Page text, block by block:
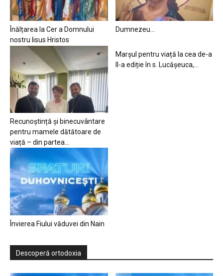
Înălțarea la Cer a Domnului
nostru Iisus Hristos
Dumnezeu…
Recunoștință și binecuvântare
pentru mamele dătătoare de
viață – din partea...
Marșul pentru viață la cea de-a
II-a ediție în s. Lucășeuca,...
Învierea Fiului văduvei din Nain
Descoperă ortodoxia